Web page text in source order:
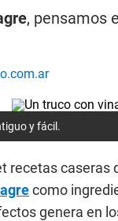
, pensamos
y fácil.
recetas
como
genera en